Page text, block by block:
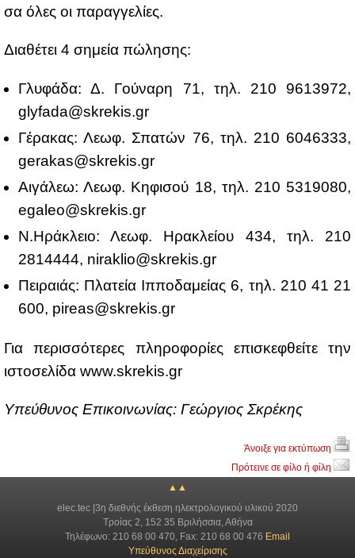
σα όλες οι πα­ραγ­γε­λί­ες.
Δια­θέ­τει 4 ση­μεία πώ­λη­σης:
Γλυ­φά­δα: Δ. Γού­να­ρη 71, τηλ. 210 9613972,
glyfada@​skrekis.​gr
Γέ­ρα­κας: Λε­ωφ. Σπα­τών 76, τηλ. 210 6046333,
gerakas@​skrekis.​gr
Αι­γά­λεω: Λε­ωφ. Κη­φι­σού 18, τηλ. 210 5319080,
egaleo@​skrekis.​gr
N.Hρά­κλειο: Λε­ωφ. Ηρα­κλεί­ου 434, τηλ. 210
2814444, niraklio@​skrekis.​gr
Πει­ραιάς: Πλα­τεία Ιπ­πο­δα­μεί­ας 6, τηλ. 210 41 21
600, pireas@​skrekis.​gr
Για πε­ρισ­σό­τε­ρες πλη­ρο­φο­ρί­ες επι­σκε­φθεί­τε την
ιστο­σε­λί­δα www.​skrekis.​gr
Yπεύ­θυ­νος Επι­κοι­νω­νί­ας: Γε­ώρ­γιος Σκρέ­κης
Άνοιξε για εκτύπωση
Πρότεινε σε φίλο ή φίλη
▲▲
elec.tec |3η διεθνής έκθεση ηλεκτρολογικού υλικού 2020
Τροίας 2, 152 35 Βριλήσσια, Αθήνα
Τηλέφωνο: 210 68 00 470, Fax: 210 68 00 476 Email
Υπεύθυνος Διαχείρισης